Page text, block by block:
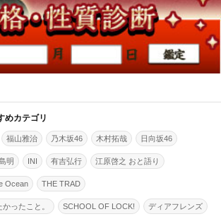
めカテゴリ
福山雅治 乃木坂46 木村拓哉 日向坂46
明 INI 有吉弘行 江原啓之 おと語り
Ocean THE TRAD
ったこと。 SCHOOL OF LOCK! ディアフレンズ